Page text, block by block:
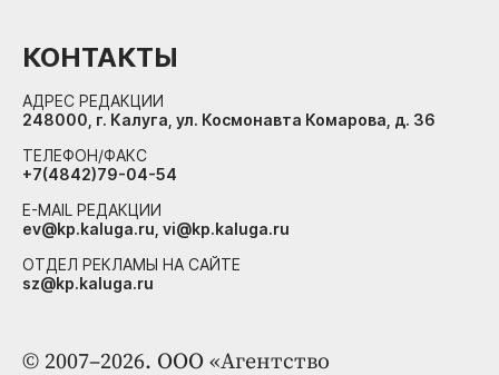
© 2007–2026. ООО «Агентство
КОНТАКТЫ
АДРЕС РЕДАКЦИИ
248000, г. Калуга, ул. Космонавта Комарова, д. 36
ТЕЛЕФОН/ФАКС
+7(4842)79-04-54
E-MAIL РЕДАКЦИИ
ev@kp.kaluga.ru, vi@kp.kaluga.ru
ОТДЕЛ РЕКЛАМЫ НА САЙТЕ
sz@kp.kaluga.ru